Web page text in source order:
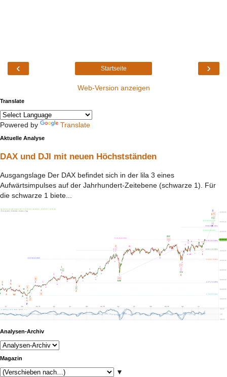
‹ ›
Startseite
Web-Version anzeigen
Translate
Powered by Translate
Aktuelle Analyse
DAX und DJI mit neuen Höchstständen
Ausgangslage Der DAX befindet sich in der lila 3 eines
Aufwärtsimpulses auf der Jahrhundert-Zeitebene (schwarze 1). Für
die schwarze 1 biete...
Analysen-Archiv
Magazin
▼